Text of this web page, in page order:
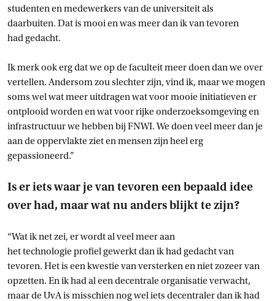
studenten en medewerkers van de universiteit als
daarbuiten. Dat is mooi en was meer dan ik van tevoren
had gedacht.
Ik merk ook erg dat we op de faculteit meer doen dan we over
vertellen. Andersom zou slechter zijn, vind ik, maar we mogen
soms wel wat meer uitdragen wat voor mooie initiatieven er
ontplooid worden en wat voor rijke onderzoeksomgeving en
infrastructuur we hebben bij FNWI. We doen veel meer dan je
aan de oppervlakte ziet en mensen zijn heel erg
gepassioneerd.”
Is er iets waar je van tevoren een bepaald idee
over had, maar wat nu anders blijkt te zijn?
“Wat ik net zei, er wordt al veel meer aan
het technologie profiel gewerkt dan ik had gedacht van
tevoren. Het is een kwestie van versterken en niet zozeer van
opzetten. En ik had al een decentrale organisatie verwacht,
maar de UvA is misschien nog wel iets decentraler dan ik had